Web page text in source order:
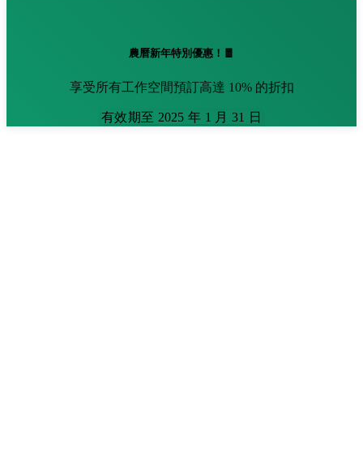
農曆新年特別優惠！🧧
享受所有工作空間預訂高達 10% 的折扣
有效期至 2025 年 1 月 31 日